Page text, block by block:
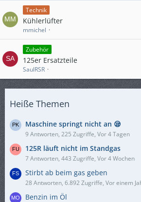
Technik
Kühlerlüfter
mmichel
Zubehör
125er Ersatzteile
SaulRSR
Heiße Themen
Maschine springt nicht an 😪
9 Antworten, 225 Zugriffe, Vor 4 Tagen
125R läuft nicht im Standgas
7 Antworten, 443 Zugriffe, Vor 4 Wochen
Stirbt ab beim gas geben
28 Antworten, 6.892 Zugriffe, Vor einem
Benzin im Öl